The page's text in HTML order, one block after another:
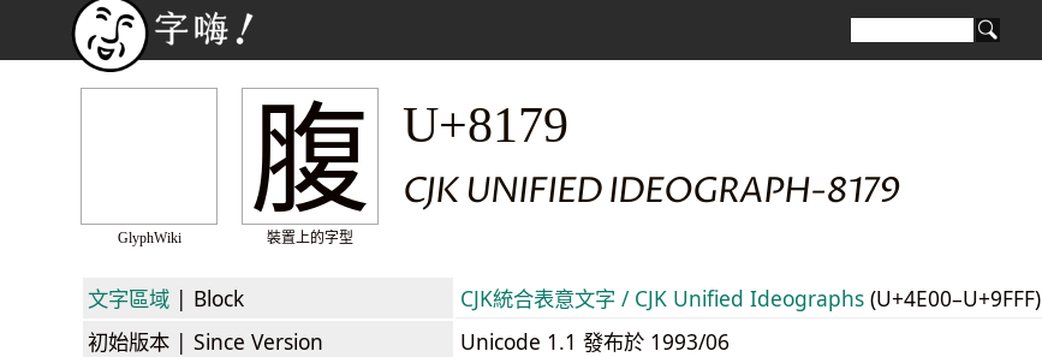
GlyphWiki
腹
裝置上的字型
U+8179
CJK UNIFIED IDEOGRAPH-8179
文字區域 | Block CJK統合表意文字 / CJK Unified Ideographs (U+4E00–U+9FFF)
初始版本 | Since Version
Unicode 1.1 發布於 1993/06